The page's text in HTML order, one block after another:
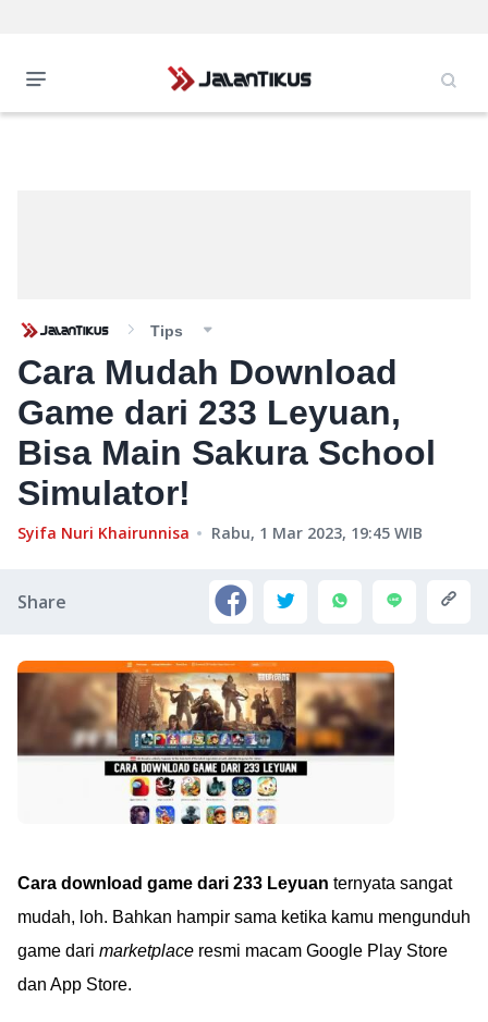
Tips
Cara Mudah Download
Game dari 233 Leyuan,
Bisa Main Sakura School
Simulator!
Syifa Nuri Khairunnisa Rabu, 1 Mar 2023, 19:45 WIB
Share
Cara download game dari 233 Leyuan ternyata sangat
mudah, loh. Bahkan hampir sama ketika kamu mengunduh
game dari marketplace resmi macam Google Play Store
dan App Store.